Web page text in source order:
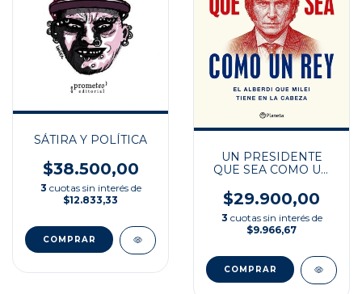
SÁTIRA Y POLÍTICA
$38.500,00
3 cuotas sin interés de
$12.833,33
UN PRESIDENTE
QUE SEA COMO UN
$29.900,00
3 cuotas sin interés de
$9.966,67